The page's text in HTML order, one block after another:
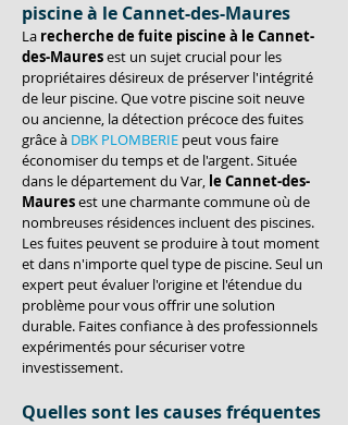
piscine à le Cannet-des-Maures
La recherche de fuite piscine à le Cannet-
des-Maures est un sujet crucial pour les
propriétaires désireux de préserver l'intégrité
de leur piscine. Que votre piscine soit neuve
ou ancienne, la détection précoce des fuites
grâce à DBK PLOMBERIE peut vous faire
économiser du temps et de l'argent. Située
dans le département du Var, le Cannet-des-
Maures est une charmante commune où de
nombreuses résidences incluent des piscines.
Les fuites peuvent se produire à tout moment
et dans n'importe quel type de piscine. Seul un
expert peut évaluer l'origine et l'étendue du
problème pour vous offrir une solution
durable. Faites confiance à des professionnels
expérimentés pour sécuriser votre
investissement.
Quelles sont les causes fréquentes